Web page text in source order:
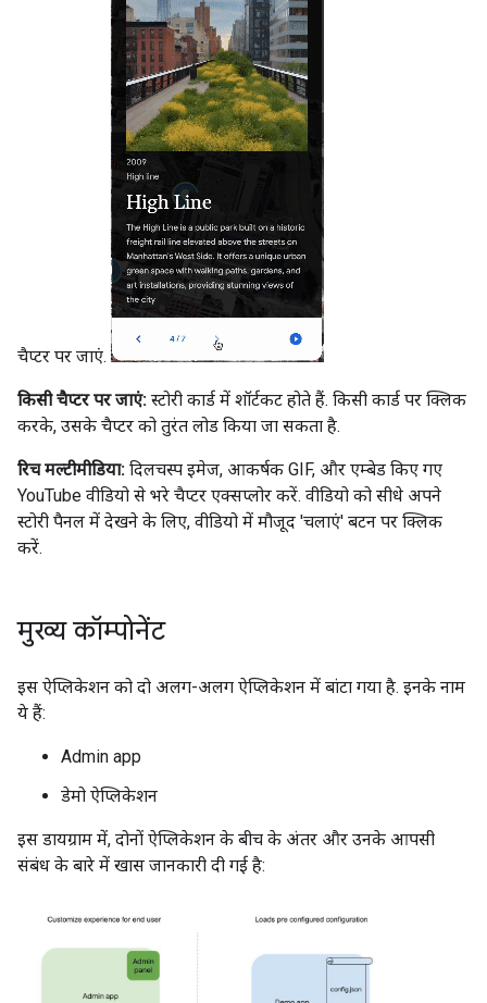
चैप्टर पर जाएं.
किसी चैप्टर पर जाएं: स्टोरी कार्ड में शॉर्टकट होते हैं. किसी कार्ड पर क्लिक
करके, उसके चैप्टर को तुरंत लोड किया जा सकता है.
रिच मल्टीमीडिया: दिलचस्प इमेज, आकर्षक GIF, और एम्बेड किए गए
YouTube वीडियो से भरे चैप्टर एक्सप्लोर करें. वीडियो को सीधे अपने
स्टोरी पैनल में देखने के लिए, वीडियो में मौजूद 'चलाएं' बटन पर क्लिक
करें.
मुख्य कॉम्पोनेंट
इस ऐप्लिकेशन को दो अलग-अलग ऐप्लिकेशन में बांटा गया है. इनके नाम
ये हैं:
Admin app
डेमो ऐप्लिकेशन
इस डायग्राम में, दोनों ऐप्लिकेशन के बीच के अंतर और उनके आपसी
संबंध के बारे में खास जानकारी दी गई है: